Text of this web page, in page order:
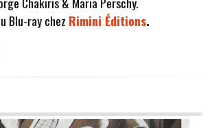
Blu-ray chez Rimini Éditions.